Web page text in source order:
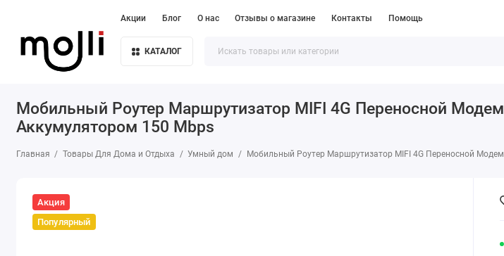
Акции Блог О нас Отзывы о магазине Контакты Помощь
КАТАЛОГ
Мобильный Роутер Маршрутизатор MIFI 4G Переносной
Аккумулятором 150 Mbps
Главная Товары Для Дома и Отдыха Умный дом Мобильный Роутер Маршрутизатор MIFI 4G Переносной
Акция
Популярный